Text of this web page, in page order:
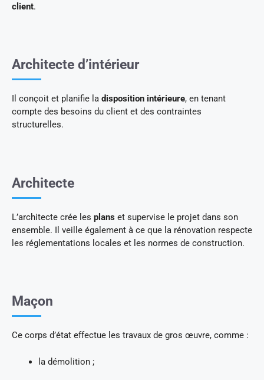
client.
Architecte d’intérieur
Il conçoit et planifie la disposition intérieure, en tenant
compte des besoins du client et des contraintes
structurelles.
Architecte
L’architecte crée les plans et supervise le projet dans son
ensemble. Il veille également à ce que la rénovation respecte
les réglementations locales et les normes de construction.
Maçon
Ce corps d’état effectue les travaux de gros œuvre, comme :
la démolition ;